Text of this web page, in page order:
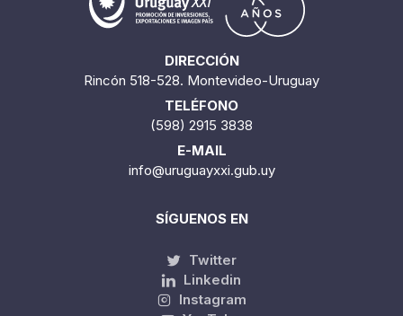
DIRECCIÓN
Rincón 518-528. Montevideo-Uruguay
TELÉFONO
(598) 2915 3838
E-MAIL
info@uruguayxxi.gub.uy
SÍGUENOS EN
Twitter
Linkedin
Instagram